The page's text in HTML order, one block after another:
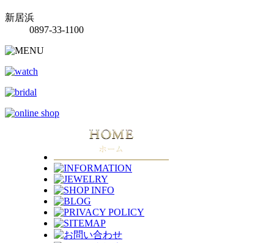
新居浜
0897-33-1100